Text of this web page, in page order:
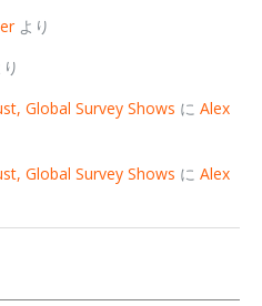
より
Global Survey Shows に Alex
Global Survey Shows に Alex